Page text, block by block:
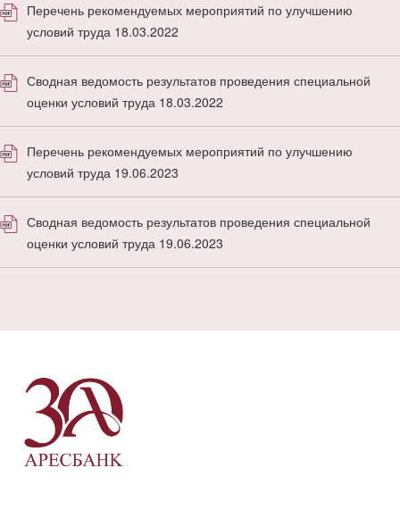
Перечень рекомендуемых мероприятий по улучшению
условий труда 18.03.2022
Сводная ведомость результатов проведения специальной
оценки условий труда 18.03.2022
Перечень рекомендуемых мероприятий по улучшению
условий труда 19.06.2023
Сводная ведомость результатов проведения специальной
оценки условий труда 19.06.2023